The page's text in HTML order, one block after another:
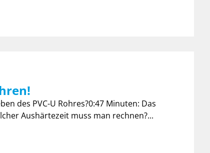
des PVC-U Rohres?0:47 Minuten: Das
Aushärtezeit muss man rechnen?...